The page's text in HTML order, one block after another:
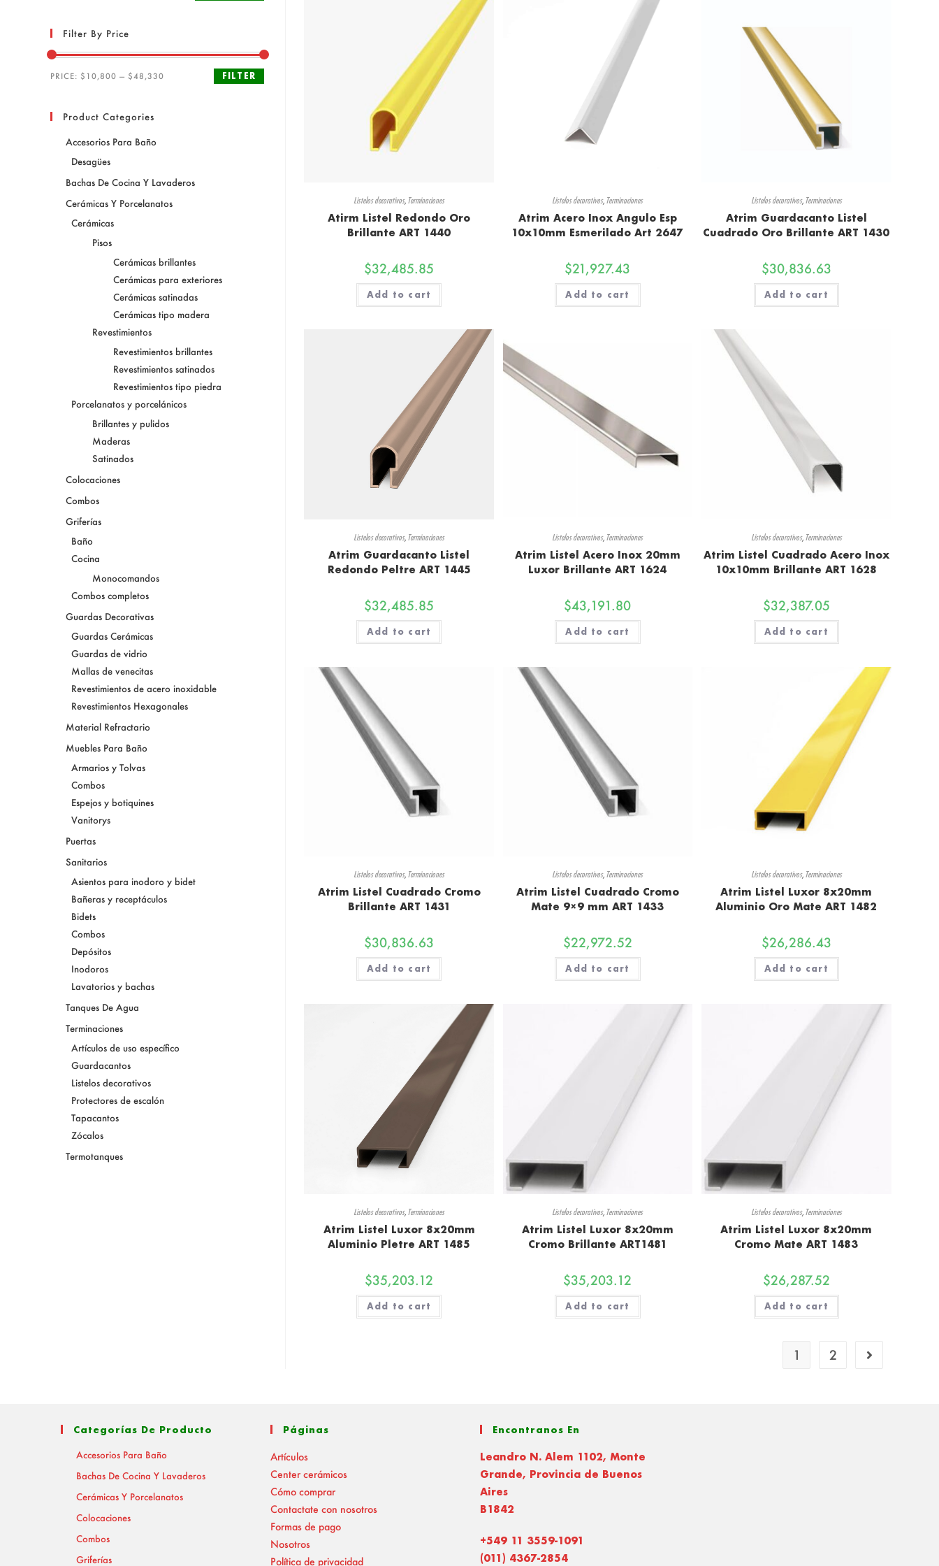
Filter By Price
FILTER
PRICE: $10,800 — $48,330
Product Categories
Accesorios Para Baño
Desagües
Bachas De Cocina Y Lavaderos
Cerámicas Y Porcelanatos
Cerámicas
Pisos
Cerámicas brillantes
Cerámicas para exteriores
Cerámicas satinadas
Cerámicas tipo madera
Revestimientos
Revestimientos brillantes
Revestimientos satinados
Revestimientos tipo piedra
Porcelanatos y porcelánicos
Brillantes y pulidos
Maderas
Satinados
Colocaciones
Combos
Griferías
Baño
Cocina
Monocomandos
Combos completos
Guardas Decorativas
Guardas Cerámicas
Guardas de vidrio
Mallas de venecitas
Revestimientos de acero inoxidable
Revestimientos Hexagonales
Material Refractario
Muebles Para Baño
Armarios y Tolvas
Combos
Espejos y botiquines
Vanitorys
Puertas
Sanitarios
Asientos para inodoro y bidet
Bañeras y receptáculos
Bidets
Combos
Depósitos
Inodoros
Lavatorios y bachas
Tanques De Agua
Terminaciones
Artículos de uso específico
Guardacantos
Listelos decorativos
Protectores de escalón
Tapacantos
Zócalos
Termotanques
Listelos decorativos, Terminaciones
Atirm Listel Redondo Oro
Brillante ART 1440
$32,485.85
Add to cart
Listelos decorativos, Terminaciones
Atrim Acero Inox Angulo Esp
10x10mm Esmerilado Art 2647
$21,927.43
Add to cart
Listelos decorativos, Terminaciones
Atrim Guardacanto Listel
Cuadrado Oro Brillante ART 1430
$30,836.63
Add to cart
Listelos decorativos, Terminaciones
Atrim Guardacanto Listel
Redondo Peltre ART 1445
$32,485.85
Add to cart
Listelos decorativos, Terminaciones
Atrim Listel Acero Inox 20mm
Luxor Brillante ART 1624
$43,191.80
Add to cart
Listelos decorativos, Terminaciones
Atrim Listel Cuadrado Acero Inox
10x10mm Brillante ART 1628
$32,387.05
Add to cart
Listelos decorativos, Terminaciones
Atrim Listel Cuadrado Cromo
Brillante ART 1431
$30,836.63
Add to cart
Listelos decorativos, Terminaciones
Atrim Listel Cuadrado Cromo
Mate 9×9 mm ART 1433
$22,972.52
Add to cart
Listelos decorativos, Terminaciones
Atrim Listel Luxor 8x20mm
Aluminio Oro Mate ART 1482
$26,286.43
Add to cart
Listelos decorativos, Terminaciones
Atrim Listel Luxor 8x20mm
Aluminio Pletre ART 1485
$35,203.12
Add to cart
Listelos decorativos, Terminaciones
Atrim Listel Luxor 8x20mm
Cromo Brillante ART1481
$35,203.12
Add to cart
Listelos decorativos, Terminaciones
Atrim Listel Luxor 8x20mm
Cromo Mate ART 1483
$26,287.52
Add to cart
1 2
Categorías De Producto
Accesorios Para Baño
Bachas De Cocina Y Lavaderos
Cerámicas Y Porcelanatos
Colocaciones
Combos
Griferías
Páginas
Artículos
Center cerámicos
Cómo comprar
Contactate con nosotros
Formas de pago
Nosotros
Política de privacidad
Encontranos En
Leandro N. Alem 1102, Monte
Grande, Provincia de Buenos
Aires
B1842
+549 11 3559-1091
(011) 4367-2854